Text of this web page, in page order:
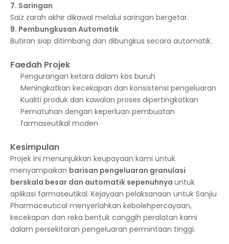
7. Saringan
Saiz zarah akhir dikawal melalui saringan bergetar.
8. Pembungkusan Automatik
Butiran siap ditimbang dan dibungkus secara automatik.
Faedah Projek
Pengurangan ketara dalam kos buruh
Meningkatkan kecekapan dan konsistensi pengeluaran
Kualiti produk dan kawalan proses dipertingkatkan
Pematuhan dengan keperluan pembuatan
farmaseutikal moden
Kesimpulan
Projek ini menunjukkan keupayaan kami untuk
menyampaikan barisan pengeluaran granulasi
berskala besar dan automatik sepenuhnya untuk
aplikasi farmaseutikal. Kejayaan pelaksanaan untuk Sanjiu
Pharmaceutical menyerlahkan kebolehpercayaan,
kecekapan dan reka bentuk canggih peralatan kami
dalam persekitaran pengeluaran permintaan tinggi.